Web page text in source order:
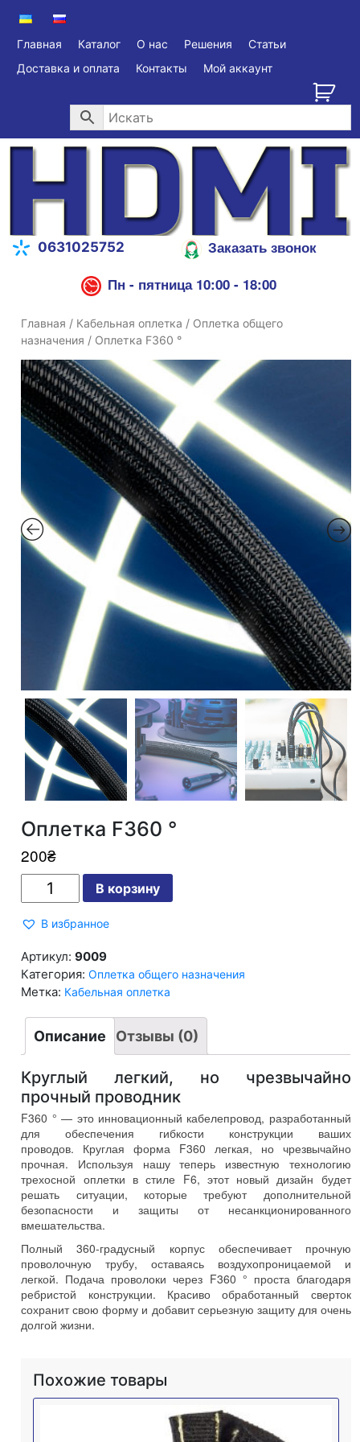
Главная Каталог О нас Решения
Статьи
Доставка и оплата
Контакты Мой аккаунт
0631025752
Заказать звонок
Пн - пятница 10:00 - 18:00
Главная / Кабельная оплетка / Оплетка общего
назначения / Оплетка F360 °
Оплетка F360 °
200₴
F360
В корзину
В избранное
Артикул:9009
Категория:Оплетка общего назначения
Метка: Кабельная оплетка
Описание Отзывы (0)
Круглый легкий, но чрезвычайно
прочный проводник
F360 ° — это инновационный кабелепровод, разработанный
для обеспечения гибкости конструкции ваших
проводов. Круглая форма F360 легкая, но чрезвычайно
прочная. Используя нашу теперь известную технологию
трехосной оплетки в стиле F6, этот новый дизайн будет
решать ситуации, которые требуют дополнительной
безопасности и защиты от несанкционированного
вмешательства.
Полный 360-градусный корпус обеспечивает прочную
проволочную трубу, оставаясь воздухопроницаемой и
легкой. Подача проволоки через F360 ° проста благодаря
ребристой конструкции. Красиво обработанный сверток
сохранит свою форму и добавит серьезную защиту для очень
долгой жизни.
Похожие товары